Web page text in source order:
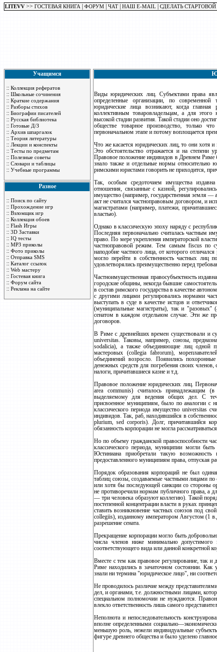
LITEVV >> ГОСТЕВАЯ КНИГА ФОРУМ ЧАТ НАШ E-MAIL СДЕЛАТЬ СТАРТОВОЙ
Учащимся
:: Коллекция рефератов
:: Школьные сочинения
:: Краткие содержания
:: Разборы стихов
:: Биографии писателей
:: Русская библиотека
:: Готовые Д/З
:: Архив шпаргалок
:: Теория литературы
:: Лекции и конспекты
:: Тесты по предметам
:: Полезные советы
:: Словари и таблицы
:: Учебные программы
Разное
:: Поиск по сайту
:: Прохождение игр
:: Взломщик игр
:: Коллекция обоев
:: Flash Игры
:: 3D Заставки
:: IQ тесты
:: MP3 приколы
:: Фото приколы
:: Отправка SMS
:: Каталог ссылок
:: Web мастеру
:: Гостевая книга
:: Форум сайта
:: Реклама на сайте
Виды юридических лиц. Субъектами права
определенные организации, по
юридические лица возникают, когда
коллективным товаровладельцам, а для этого
высокой стадии развития. Такой стадии оно
обществе товарное производство, только
первоначальном этапе и потому воплощается
Что же касается юридических лиц, то они хотя
Это обстоятельство отражается и на степени
Правовое положение индивидов в Древнем Риме
знало также и отдельные нормы относительно
римскими юристами говорить не приходится,
Так, особым средоточием имущества
отношения, связанные с казной,
имущество (например, государственная земля —
акт не считался частноправовым договором, и
магистратами (например, платежи,
властью).
Однако в классическую эпоху наряду с
Последняя первоначально считалась частным
право. По мере укрепления императорской
частноправовой режим. Тем самым fiscus по
наподобие частного лица, от которого
могло перейти в собственность частных лиц
удовлетворялись преимущественно перед
Частноимущественная правосубъектность
городские общины, некогда бывшие
в состав римского государства в качестве
с другими лицами регулировались нормами
выступать в суде в качестве истцов и
(муниципальные магистраты), так и
сенатом в каждом отдельном случае. Эти же
договоров.
В Риме с древнейших времен существовали и
universitas. Таковы, например, союзы,
sodalicia), а также объединяющие лиц одной
мастеровых (collegia fabrorum),
объединений возросло. Появились
денежных средств для погребения своих
налоги, причитавшиеся казне и т.д.
Правовое положение юридических лиц.
area communis) считалось принадлежащим
выделяемому для ведения общих дел. С
присвоенное муниципиям, было по аналогии с
классического периода имущество universitas
индивидов. Так, раб, находившийся в
plurium, sed corporis). Долг, причитавшийся
обязанность корпорации не могла
Но по объему гражданской правоспособности
классического периода, муниципии могли
Юстиниана приобретали такую
предоставленного муниципиям права, отпуская
Порядок образования корпораций не был
таблиц союзы, создаваемые частными лицами
или хотя бы последующей санкции со стороны
не противоречили нормам публичного права, а
— три человека образуют коллегию). Такой
постепенной концентрации власти в руках
ставить возникновение частных союзов под
collegiis), изданному императором Августом (1
разрешение сената.
Прекращение корпорации могло быть
числа членов ниже минимально допустимого
соответствующего вида или данной конкретной
Вместе с тем как правовое регулирование, так и
Риме находились в зачаточном состоянии.
знали ни термина "юридическое лицо", ни
Не проводилось различие между
дел, и органами, т.е. должностными лицами,
специальном полномочии не нуждаются.
влекло ответственность лишь самого
Неполнота и непоследовательность
вполне определенными
меньшую роль, нежели индивидуальные
фигуре древнего общества и было уделено